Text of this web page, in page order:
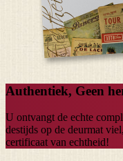
Authentiek, Geen
U ontvangt de echte
destijds op de deurmat
certificaat van echtheid!